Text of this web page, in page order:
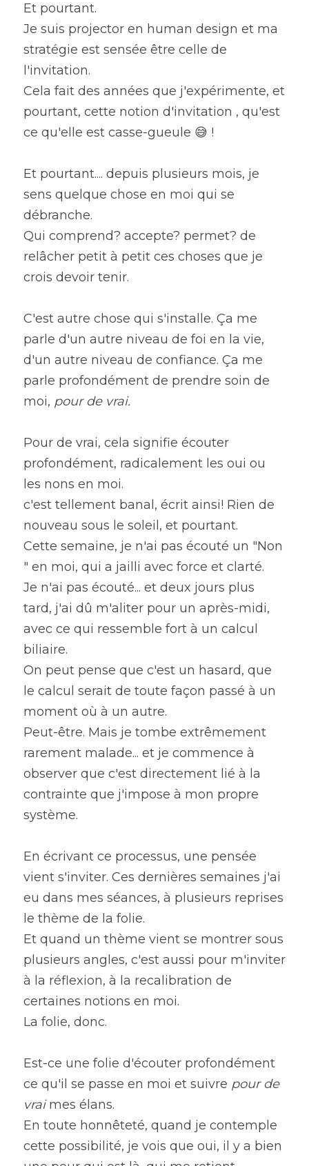
Et pourtant.
Je suis projector en human design et ma
stratégie est sensée être celle de
l'invitation.
Cela fait des années que j'expérimente, et
pourtant, cette notion d'invitation , qu'est
ce qu'elle est casse-gueule 😅 !
Et pourtant.... depuis plusieurs mois, je
sens quelque chose en moi qui se
débranche.
Qui comprend? accepte? permet? de
relâcher petit à petit ces choses que je
crois devoir tenir.
C'est autre chose qui s'installe. Ça me
parle d'un autre niveau de foi en la vie,
d'un autre niveau de confiance. Ça me
parle profondément de prendre soin de
moi, pour de vrai.
Pour de vrai, cela signifie écouter
profondément, radicalement les oui ou
les nons en moi.
c'est tellement banal, écrit ainsi! Rien de
nouveau sous le soleil, et pourtant.
Cette semaine, je n'ai pas écouté un "Non
" en moi, qui a jailli avec force et clarté.
Je n'ai pas écouté... et deux jours plus
tard, j'ai dû m'aliter pour un après-midi,
avec ce qui ressemble fort à un calcul
biliaire.
On peut pense que c'est un hasard, que
le calcul serait de toute façon passé à un
moment où à un autre.
Peut-être. Mais je tombe extrêmement
rarement malade... et je commence à
observer que c'est directement lié à la
contrainte que j'impose à mon propre
système.
En écrivant ce processus, une pensée
vient s'inviter. Ces dernières semaines j'ai
eu dans mes séances, à plusieurs reprises
le thème de la folie.
Et quand un thème vient se montrer sous
plusieurs angles, c'est aussi pour m'inviter
à la réflexion, à la recalibration de
certaines notions en moi.
La folie, donc.
Est-ce une folie d'écouter profondément
ce qu'il se passe en moi et suivre pour de
vrai mes élans.
En toute honnêteté, quand je contemple
cette possibilité, je vois que oui, il y a bien